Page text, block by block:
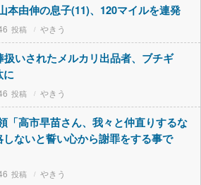
本由伸の息子(11)、120マイルを連発
やきう
扱いされたメルカリ出品者、ブチギ
に
やきう
「高市早苗さん、我々と仲直りするな
しないと誓い心から謝罪をする事で
やきう